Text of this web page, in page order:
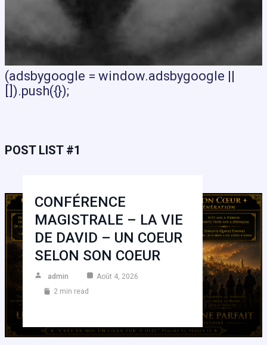
(adsbygoogle = window.adsbygoogle ||
[]).push({});
POST LIST #1
CONFÉRENCE
MAGISTRALE – LA VIE
DE DAVID – UN COEUR
SELON SON COEUR
admin
Août 4, 2026
2 min read